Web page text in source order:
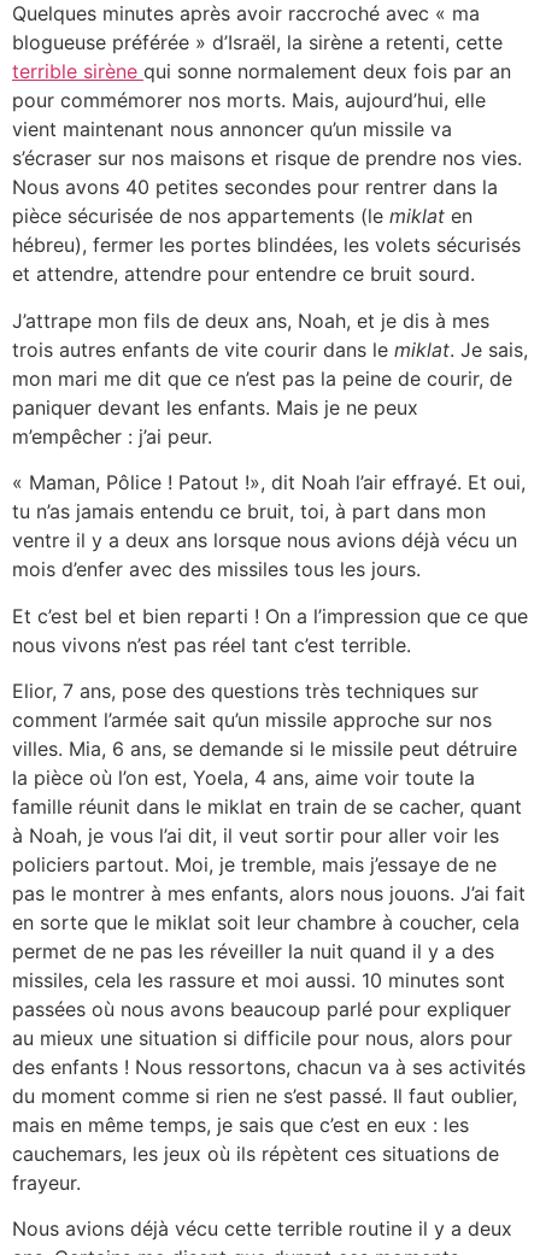
Quelques minutes après avoir raccroché avec « ma
blogueuse préférée » d’Israël, la sirène a retenti, cette
terrible sirène qui sonne normalement deux fois par an
pour commémorer nos morts. Mais, aujourd’hui, elle
vient maintenant nous annoncer qu’un missile va
s’écraser sur nos maisons et risque de prendre nos vies.
Nous avons 40 petites secondes pour rentrer dans la
pièce sécurisée de nos appartements (le miklat en
hébreu), fermer les portes blindées, les volets sécurisés
et attendre, attendre pour entendre ce bruit sourd.
J’attrape mon fils de deux ans, Noah, et je dis à mes
trois autres enfants de vite courir dans le miklat. Je sais,
mon mari me dit que ce n’est pas la peine de courir, de
paniquer devant les enfants. Mais je ne peux
m’empêcher : j’ai peur.
« Maman, Pôlice ! Patout !», dit Noah l’air effrayé. Et oui,
tu n’as jamais entendu ce bruit, toi, à part dans mon
ventre il y a deux ans lorsque nous avions déjà vécu un
mois d’enfer avec des missiles tous les jours.
Et c’est bel et bien reparti ! On a l’impression que ce que
nous vivons n’est pas réel tant c’est terrible.
Elior, 7 ans, pose des questions très techniques sur
comment l’armée sait qu’un missile approche sur nos
villes. Mia, 6 ans, se demande si le missile peut détruire
la pièce où l’on est, Yoela, 4 ans, aime voir toute la
famille réunit dans le miklat en train de se cacher, quant
à Noah, je vous l’ai dit, il veut sortir pour aller voir les
policiers partout. Moi, je tremble, mais j’essaye de ne
pas le montrer à mes enfants, alors nous jouons. J’ai fait
en sorte que le miklat soit leur chambre à coucher, cela
permet de ne pas les réveiller la nuit quand il y a des
missiles, cela les rassure et moi aussi. 10 minutes sont
passées où nous avons beaucoup parlé pour expliquer
au mieux une situation si difficile pour nous, alors pour
des enfants ! Nous ressortons, chacun va à ses activités
du moment comme si rien ne s’est passé. Il faut oublier,
mais en même temps, je sais que c’est en eux : les
cauchemars, les jeux où ils répètent ces situations de
frayeur.
Nous avions déjà vécu cette terrible routine il y a deux